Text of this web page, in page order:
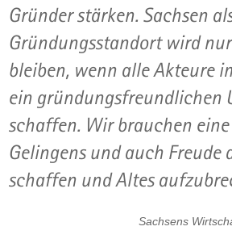
Gründer stärken. Sachsen
Gründungsstandort wird
bleiben, wenn alle Akteure
ein gründungsfreundlichen
schaffen. Wir brauchen
Gelingens und auch Freude
schaffen und Altes
Sachsens